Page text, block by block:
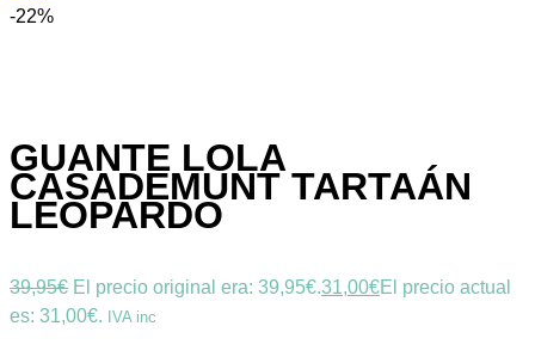
-22%
GUANTE LOLA
CASADEMUNT TARTAÁN
LEOPARDO
39,95€ El precio original era: 39,95€.31,00€El precio actual
es: 31,00€. IVA inc